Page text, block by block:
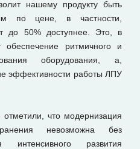
нашему продукту быть
по цене, в частности,
до 50% доступнее. Это, в
обеспечение ритмичного и
оборудования, а,
эффективности работы ЛПУ
отметили, что модернизация
невозможна без
развития